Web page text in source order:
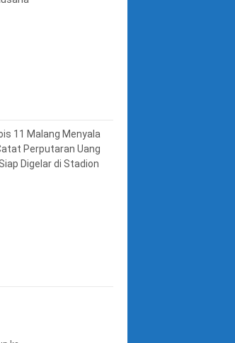
11 Malang Menyala
Perputaran Uang
Digelar di Stadion